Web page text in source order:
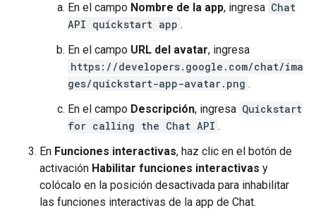
En el campo Nombre de la app, ingresa Chat
API quickstart app .
En el campo URL del avatar, ingresa
https://developers.google.com/chat/ima
ges/quickstart-app-avatar.png .
En el campo Descripción, ingresa Quickstart
for calling the Chat API .
En Funciones interactivas, haz clic en el botón de
activación Habilitar funciones interactivas y
colócalo en la posición desactivada para inhabilitar
las funciones interactivas de la app de Chat.